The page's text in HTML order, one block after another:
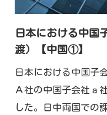
日本における中国
渡）【中国①】
日本における中国子
Ａ社の中国子会社ａ
した。日中両国での